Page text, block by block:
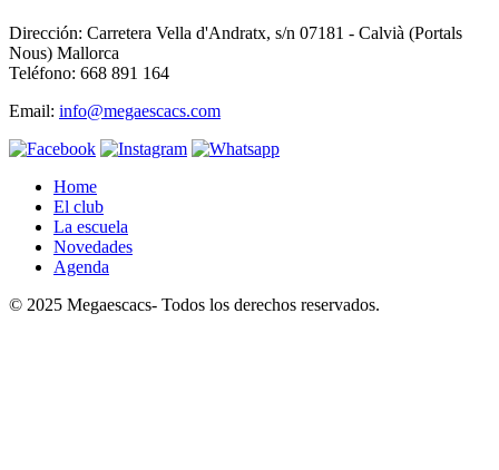
Dirección: Carretera Vella d'Andratx, s/n 07181 - Calvià (Portals
Nous) Mallorca
Teléfono: 668 891 164
Email: info@megaescacs.com
Home
El club
La escuela
Novedades
Agenda
© 2025 Megaescacs- Todos los derechos reservados.